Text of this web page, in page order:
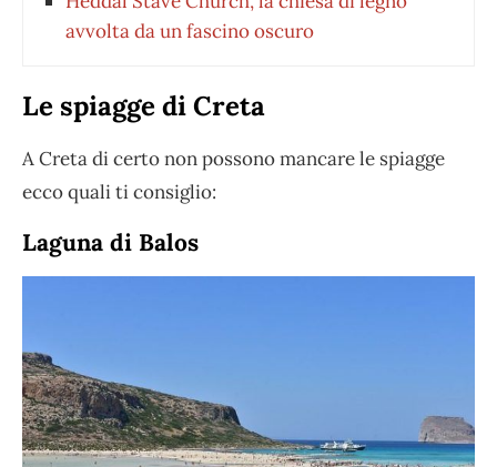
avvolta da un fascino oscuro
Le spiagge di Creta
A Creta di certo non possono mancare le spiagge
ecco quali ti consiglio:
Laguna di Balos